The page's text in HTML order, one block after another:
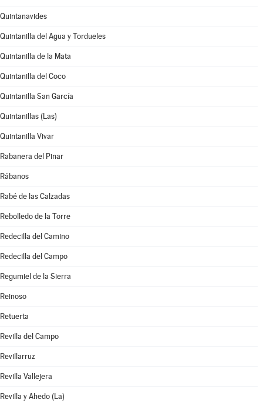
Quintanavides
Quintanilla del Agua y Tordueles
Quintanilla de la Mata
Quintanilla del Coco
Quintanilla San García
Quintanillas (Las)
Quintanilla Vivar
Rabanera del Pinar
Rábanos
Rabé de las Calzadas
Rebolledo de la Torre
Redecilla del Camino
Redecilla del Campo
Regumiel de la Sierra
Reinoso
Retuerta
Revilla del Campo
Revillarruz
Revilla Vallejera
Revilla y Ahedo (La)